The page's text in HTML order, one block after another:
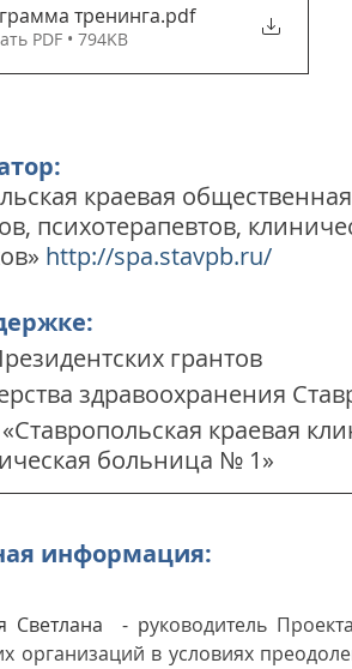
тренинга.pdf
PDF • 794KB
краевая
психотерапевтов,
http://spa.stavpb.ru/
грантов
здравоохранения
краевая
больница № 1»
информация:
Светлана  - руководитель
организаций в условиях